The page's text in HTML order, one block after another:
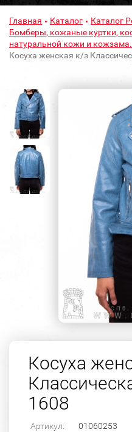
Главная Каталог
Каталог
Бомберы, кожаные куртки,
натуральной кожи и кожзама.
Косуха женская к/з
Косуха
1608
Артикул: 01060253